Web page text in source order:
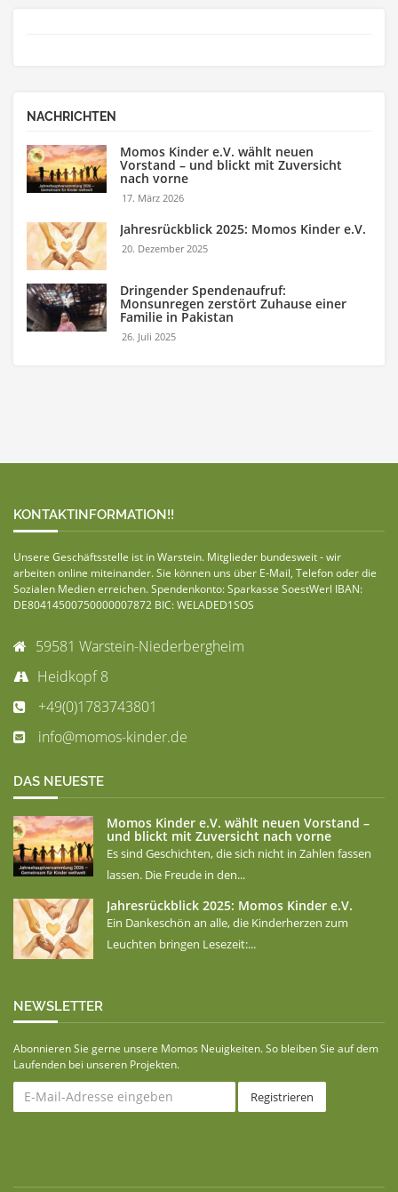
NACHRICHTEN
Momos Kinder e.V. wählt neuen
Vorstand – und blickt mit Zuversicht
nach vorne
17. März 2026
Jahresrückblick 2025: Momos Kinder e.V.
20. Dezember 2025
Dringender Spendenaufruf:
Monsunregen zerstört Zuhause einer
Familie in Pakistan
26. Juli 2025
KONTAKTINFORMATION!!
Unsere Geschäftsstelle ist in Warstein. Mitglieder bundesweit - wir
arbeiten online miteinander. Sie können uns über E-Mail, Telefon oder die
Sozialen Medien erreichen. Spendenkonto: Sparkasse SoestWerl IBAN:
DE80414500750000007872 BIC: WELADED1SOS
59581 Warstein-Niederbergheim
Heidkopf 8
+49(0)1783743801
info@momos-kinder.de
DAS NEUESTE
Momos Kinder e.V. wählt neuen Vorstand –
und blickt mit Zuversicht nach vorne
Es sind Geschichten, die sich nicht in Zahlen fassen
lassen. Die Freude in den...
Jahresrückblick 2025: Momos Kinder e.V.
Ein Dankeschön an alle, die Kinderherzen zum
Leuchten bringen Lesezeit:...
NEWSLETTER
Abonnieren Sie gerne unsere Momos Neuigkeiten. So bleiben Sie auf dem
Laufenden bei unseren Projekten.